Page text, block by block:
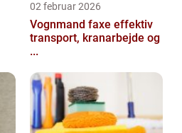
02 februar 2026
Vognmand faxe effektiv
transport, kranarbejde og
...